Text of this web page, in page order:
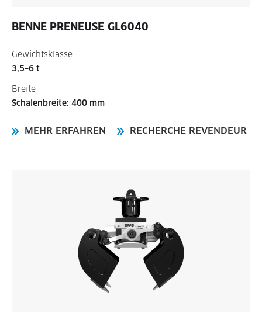
BENNE PRENEUSE GL6040
Gewichtsklasse
3,5–6 t
Breite
Schalenbreite: 400 mm
MEHR ERFAHREN RECHERCHE REVENDEUR